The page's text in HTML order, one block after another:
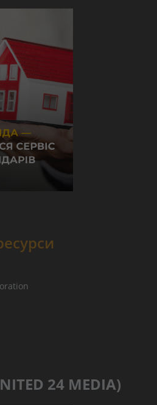
24 MEDIA)